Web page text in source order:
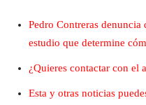
Pedro Contreras denuncia
estudio que determine
¿Quieres contactar con el
Esta y otras noticias